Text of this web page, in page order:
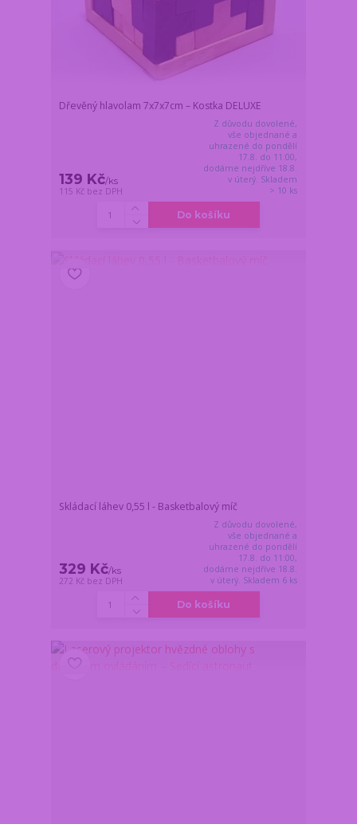
Dřevěný hlavolam 7x7x7cm – Kostka DELUXE
139 Kč/ks
115 Kč bez DPH
Z důvodu dovolené,
vše objednané a
uhrazené do pondělí
17.8. do 11:00,
dodáme nejdříve 18.8.
v úterý. Skladem
> 10 ks
Do košíku
Skládací láhev 0,55 l - Basketbalový míč
329 Kč/ks
272 Kč bez DPH
Z důvodu dovolené,
vše objednané a
uhrazené do pondělí
17.8. do 11:00,
dodáme nejdříve 18.8.
v úterý. Skladem 6 ks
Do košíku